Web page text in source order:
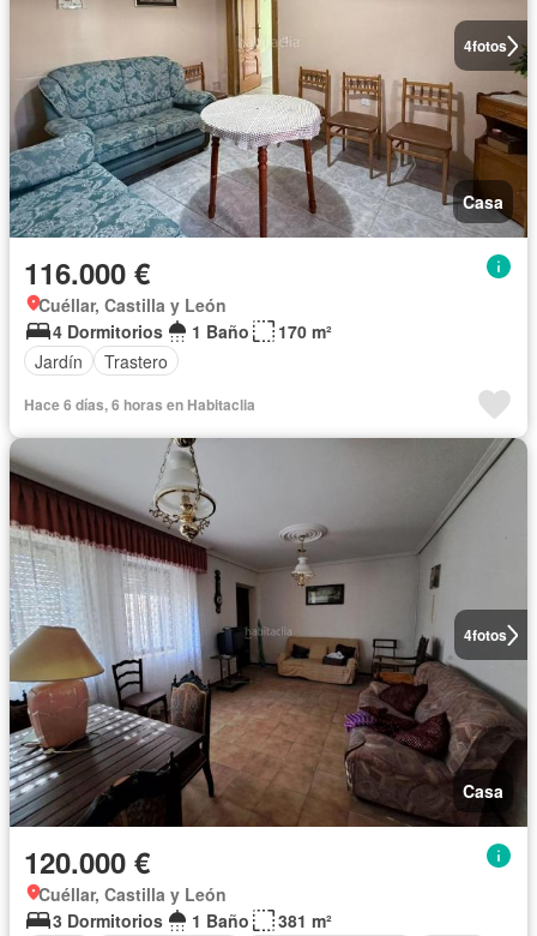
4fotos
Casa
116.000 €
Cuéllar, Castilla y León
4 Dormitorios
1 Baño
170 m²
Jardín
Trastero
Hace 6 días, 6 horas en Habitaclia
4fotos
Casa
120.000 €
Cuéllar, Castilla y León
3 Dormitorios
1 Baño
381 m²